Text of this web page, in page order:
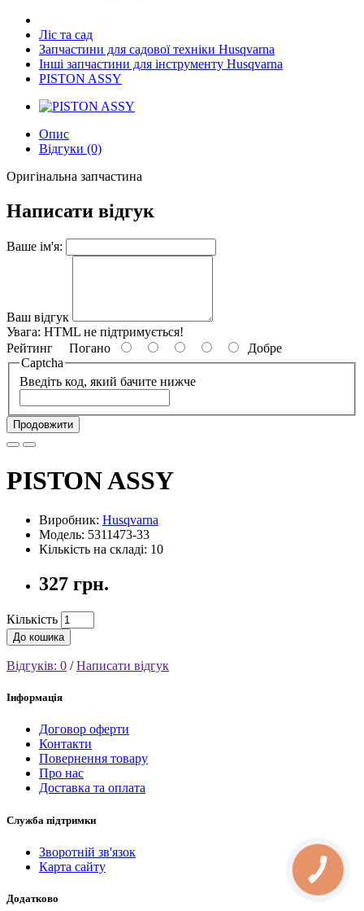
Ліс та сад
Запчастини для садової техніки Husqvarna
Інші запчастини для інструменту Husqvarna
PISTON ASSY
Опис
Відгуки (0)
Оригінальна запчастина
Написати відгук
Ваше ім'я:
Ваш відгук
Увага: HTML не підтримується!
Рейтинг Погано
Добре
Captcha
Введіть код, який бачите нижче
Продовжити
PISTON ASSY
Виробник: Husqvarna
Модель: 5311473-33
Кількість на складі: 10
327 грн.
Кількість
До кошика
Відгуків: 0 /Написати відгук
Інформація
Договор оферти
Контакти
Повернення товару
Про нас
Доставка та оплата
Служба підтримки
Зворотній зв'язок
Карта сайту
Додатково
КНОПКА
СВЯЗИ